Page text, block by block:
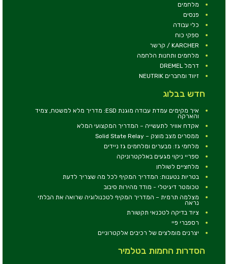
מלחמים
פנסים
כלי עבודה
ספקי כוח
KARCHER / קרשר
מלחמים ותחנות הלחמה
דרמל DREMEL
זיווד ומחברים NEUTRIK
חדש בבלוג
איך מקימים עמדת עבודה מוגנת ESD: מדריך מלא למשטח, צמיד
והארקה
אקדח אוויר לתעשייה – המדריך המקצועי המלא
ממסרים מצב מוצק – Solid State Relay
מלחמי גז: מבערים ומלחמים גז ניידים
ספריי ניקוי מגעים באלקטרוניקה
מלחציים לשולחן
בטריות נטענות: המדריך המקיף לכל מה שצריך לדעת
טכומטר דיגיטלי - מודד מהירות סיבוב
מצלמה תרמית – המדריך המקיף לטכנולוגיה שרואה את הבלתי
נראה
ציוד בדיקה לטכנאי תקשורת
רספברי פיי
יצרנים מומלצים של רכיבים אלקטרוניים
הסדרות החמות בטלמיר